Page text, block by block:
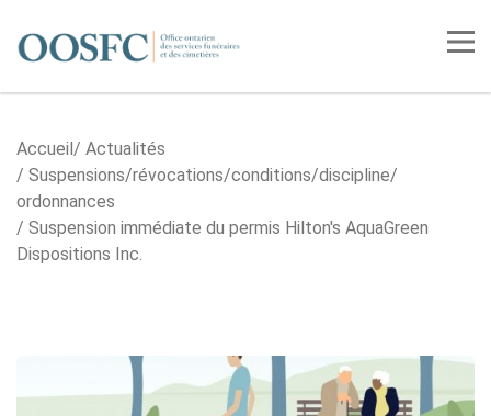
Accueil
Accueil
Actualités
Suspensions/​révocations/​conditions/​discipline/​
ordonnances
Suspension immédiate du permis Hilton's AquaGreen
Dispositions Inc.